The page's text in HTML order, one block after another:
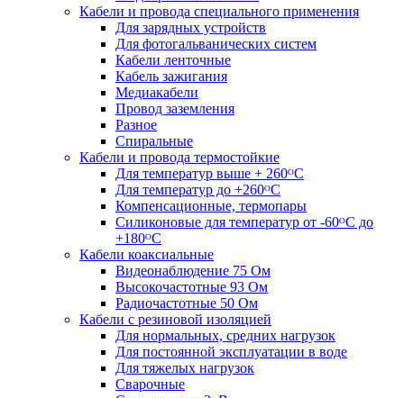
Кабели и провода специального применения
Для зарядных устройств
Для фотогальванических систем
Кабели ленточные
Кабель зажигания
Медиакабели
Провод заземления
Разное
Спиральные
Кабели и провода термостойкие
Для температур выше + 260ᴼС
Для температур до +260ᴼС
Компенсационные, термопары
Силиконовые для температур от -60ᴼC до
+180ᴼС
Кабели коаксиальные
Видеонаблюдение 75 Ом
Высокочастотные 93 Ом
Радиочастотные 50 Ом
Кабели с резиновой изоляцией
Для нормальных, средних нагрузок
Для постоянной эксплуатации в воде
Для тяжелых нагрузок
Сварочные